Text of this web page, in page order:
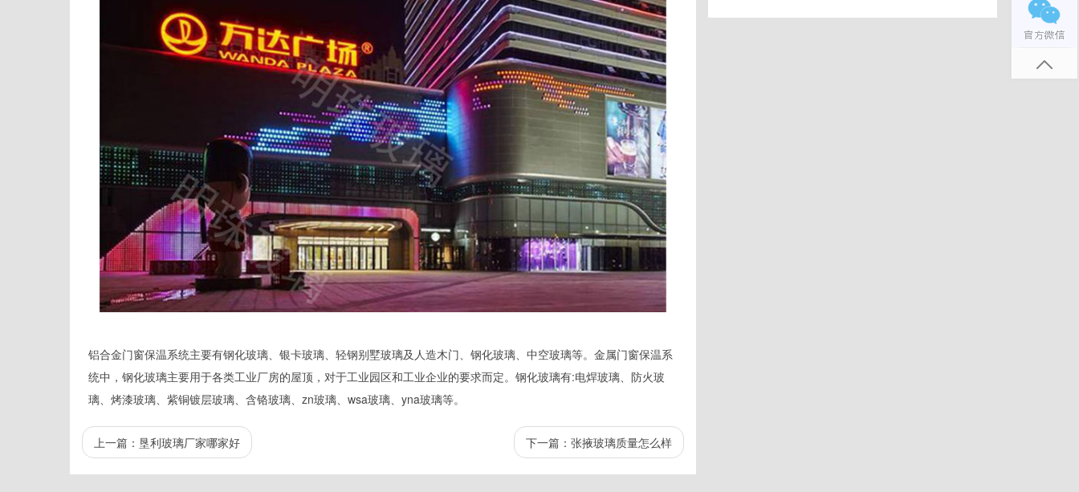
铝合金门窗保温系统主要有钢化玻璃、银卡玻璃、轻钢别墅玻璃及人造木门、钢化玻璃、中空玻璃等。金属门窗保温系
统中，钢化玻璃主要用于各类工业厂房的屋顶，对于工业园区和工业企业的要求而定。钢化玻璃有:电焊玻璃、防火玻
璃、烤漆玻璃、紫铜镀层玻璃、含铬玻璃、zn玻璃、wsa玻璃、yna玻璃等。
上一篇： 垦利玻璃厂家哪家好 下一篇： 张掖玻璃质量怎么样